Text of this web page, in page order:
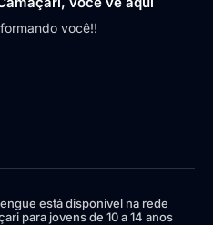
você!!
está disponível na rede
para jovens de 10 a 14 anos